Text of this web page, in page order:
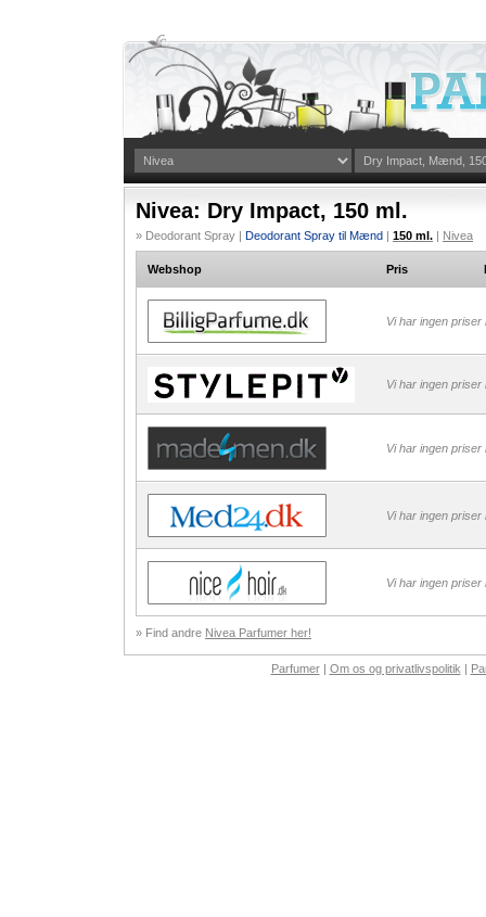
Nivea: Dry Impact, 150 ml.
» Deodorant Spray | Deodorant Spray til Mænd | 150 ml. | Nivea
Webshop Pris
Vi har ingen
Vi har ingen
Vi har ingen
Vi har ingen
Vi har ingen
» Find andre Nivea Parfumer her!
Parfumer| Om os og privatlivspolitik |